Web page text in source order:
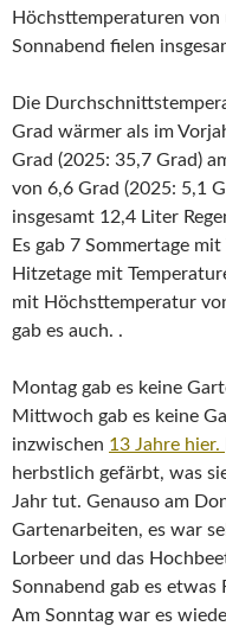
Höchsttemperaturen
Sonnabend fielen
Die
Grad wärmer als im
Grad (2025: 35,7 Grad)
von 6,6 Grad (2025: 5,1
insgesamt 12,4 Liter
Es gab 7 Sommertage
Hitzetage mit
mit Höchsttemperatur
gab es auch. .
Montag gab es keine
Mittwoch gab es keine
inzwischen 13 Jahre hier.
herbstlich gefärbt, was
Jahr tut. Genauso am
Gartenarbeiten, es war
Lorbeer und das
Sonnabend gab es
Am Sonntag war es